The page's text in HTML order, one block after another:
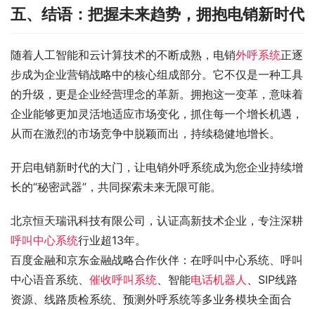
五、结语：把握未来趋势，拥抱电销新时代
随着人工智能和云计算技术的不断成熟，电销外呼系统正逐
步成为企业营销战略中的核心组成部分。它不仅是一种工具
的升级，更是企业经营理念的革新。拥抱这一变革，意味着
企业能够更加灵活地适应市场变化，抓住每一个增长机遇，
从而在激烈的市场竞争中脱颖而出，持续稳健地增长。
开启电销新时代的大门，让电销外呼系统成为您企业持续增
长的“秘密武器”，共同探索未来无限可能。
北京恒天瑞讯科技有限公司，认证高新技术企业，专注深耕
呼叫中心系统行业超13年。
百度金融和京东金融战略合作伙伴：在呼叫中心系统、呼叫
中心语音系统、 催收呼叫系统、智能电话机器人 、SIP线路
资源、线路质检系统、预测外呼系统等多业务模块全面合